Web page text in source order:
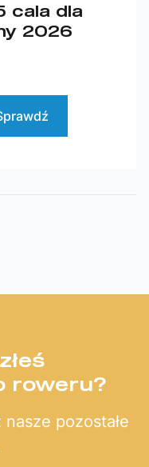
cala dla
2026
roweru?
pozostałe